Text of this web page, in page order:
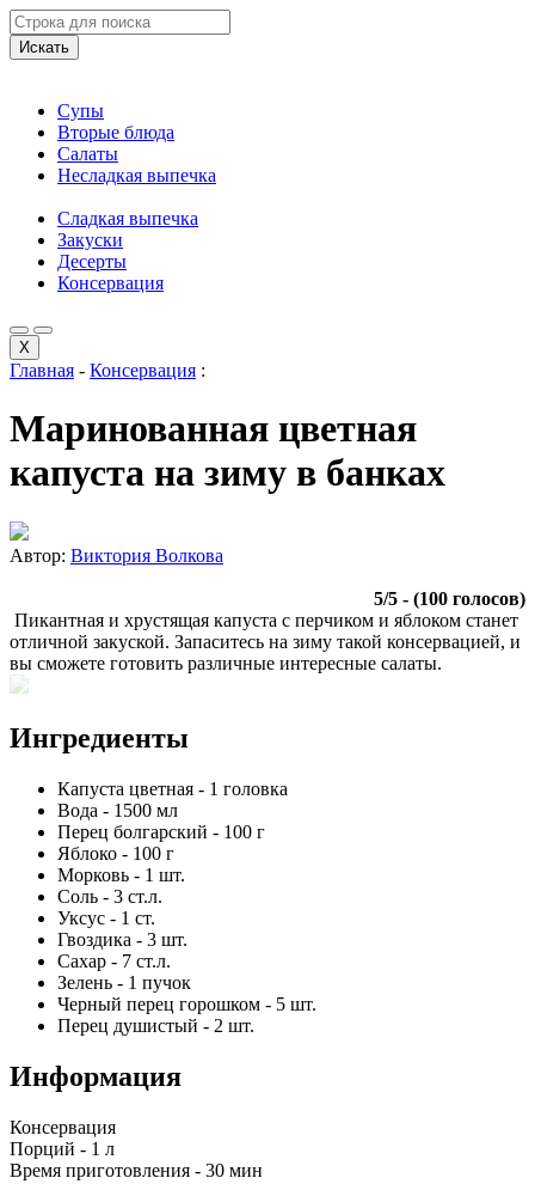
Искать
Супы
Вторые блюда
Салаты
Несладкая выпечка
Сладкая выпечка
Закуски
Десерты
Консервация
X
Главная - Консервация :
Маринованная цветная
капуста на зиму в банках
Автор: Виктория Волкова
5/5 - (100 голосов)
Пикантная и хрустящая капуста с перчиком и яблоком станет
отличной закуской. Запаситесь на зиму такой консервацией, и
вы сможете готовить различные интересные салаты.
Ингредиенты
Капуста цветная - 1 головка
Вода - 1500 мл
Перец болгарский - 100 г
Яблоко - 100 г
Морковь - 1 шт.
Соль - 3 ст.л.
Уксус - 1 ст.
Гвоздика - 3 шт.
Сахар - 7 ст.л.
Зелень - 1 пучок
Черный перец горошком - 5 шт.
Перец душистый - 2 шт.
Информация
Консервация
Порций - 1 л
Время приготовления - 30 мин